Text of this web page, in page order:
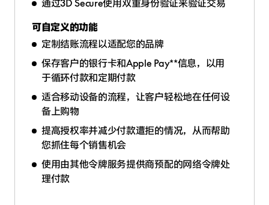
通过3D Secure使用双重身份验证来验证交易
可自定义的功能
定制结账流程以适配您的品牌
保存客户的银行卡和Apple Pay**信息，以用
于循环付款和定期付款
适合移动设备的流程，让客户轻松地在任何设
备上购物
提高授权率并减少付款遭拒的情况，从而帮助
您抓住每个销售机会
使用由其他令牌服务提供商预配的网络令牌处
理付款